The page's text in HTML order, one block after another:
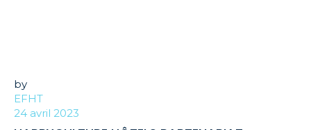
by
EFHT
24 avril 2023